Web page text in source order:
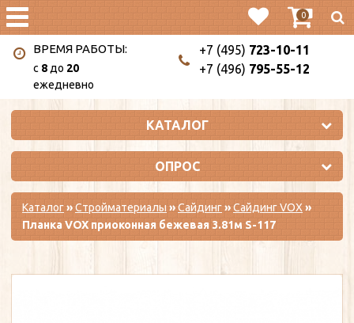
0
ВРЕМЯ РАБОТЫ:
c 8 до 20
ежедневно
+7 (495) 723-10-11
+7 (496) 795-55-12
КАТАЛОГ
ОПРОС
Каталог»Стройматериалы »Сайдинг»Сайдинг VOX»
Планка VOX приоконная бежевая 3.81м S-117